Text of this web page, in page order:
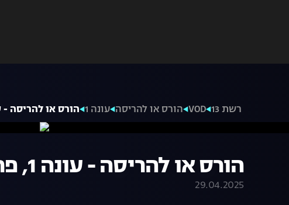
רשת 13 VOD הורס או להריסה עונה 1 הורס או להריסה - עונה
הורס או להריסה - עונה 1, פרק 7
29.04.2025